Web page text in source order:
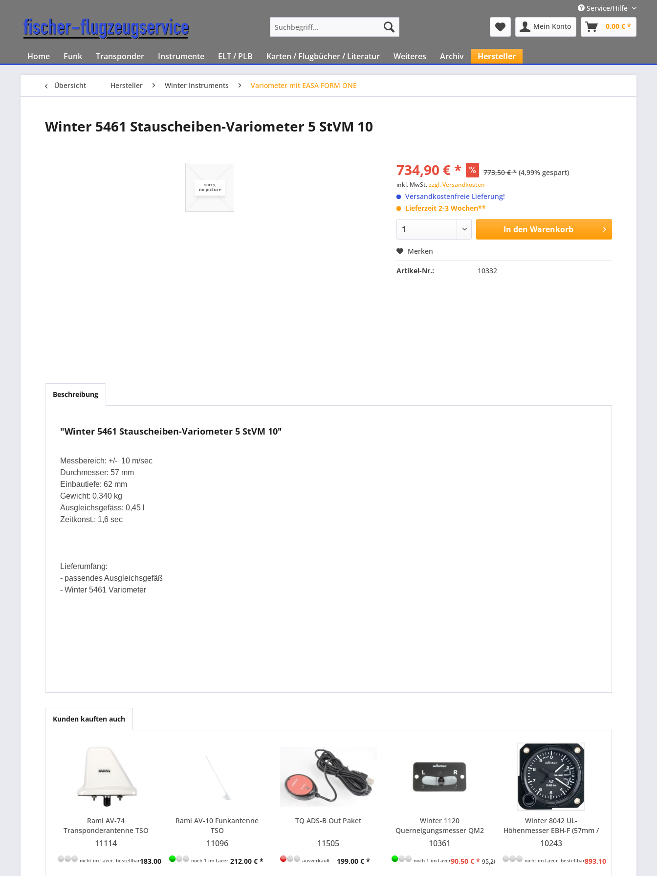
Service/Hilfe
Mein Konto
0,00 € *
Home Funk Transponder Instrumente ELT / PLB Karten / Flugbücher / Literatur Weiteres Archiv Hersteller
Übersicht Hersteller Winter Instruments Variometer mit EASA FORM ONE
Winter 5461 Stauscheiben-Variometer 5 StVM 10
734,90 € * 773,50 € * (4,99% gespart)
inkl. MwSt.zzgl. Versandkosten
Versandkostenfreie Lieferung!
Lieferzeit 2-3 Wochen**
In den Warenkorb
Merken
Artikel-Nr.: 10332
Beschreibung
"Winter 5461 Stauscheiben-Variometer 5 StVM 10"
Messbereich: +/- 10 m/sec
Durchmesser: 57 mm
Einbautiefe: 62 mm
Gewicht: 0,340 kg
Ausgleichsgefäss: 0,45 l
Zeitkonst.: 1,6 sec
Lieferumfang:
- passendes Ausgleichsgefäß
- Winter 5461 Variometer
Kunden kauften auch
Rami AV-74
Transponderantenne TSO
11114
nicht im Lager, bestellbar183,00 € *
Rami AV-10 Funkantenne
TSO
11096
noch 1 im Lager 212,00 € *
TQ ADS-B Out Paket
11505
ausverkauft 199,00 € *
Winter 1120
Querneigungsmesser QM2
10361
noch 1 im Lager90,50 € * 95,20 € *
Winter 8042 UL-
Höhenmesser EBH-F (57mm /
0-10.000 ft / mbar)
10243
nicht im Lager, bestellbar893,10 € *